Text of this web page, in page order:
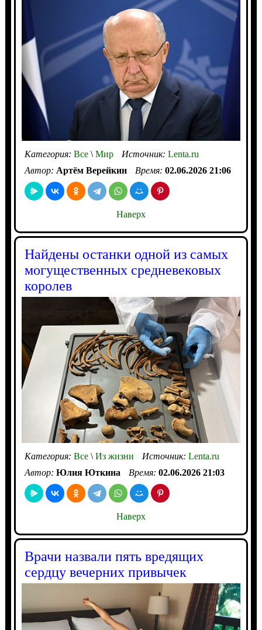
Категория: Все\Мир Источник: Lenta.ru
Автор: Артём Верейкин Время: 02.06.2026 21:06
Наверх
Найдены останки одной из самых
могущественных средневековых
королев
Категория: Все\Из жизни Источник: Lenta.ru
Автор: Юлия Юткина Время: 02.06.2026 21:03
Наверх
Врачи назвали пять вредящих
сердцу вечерних привычек